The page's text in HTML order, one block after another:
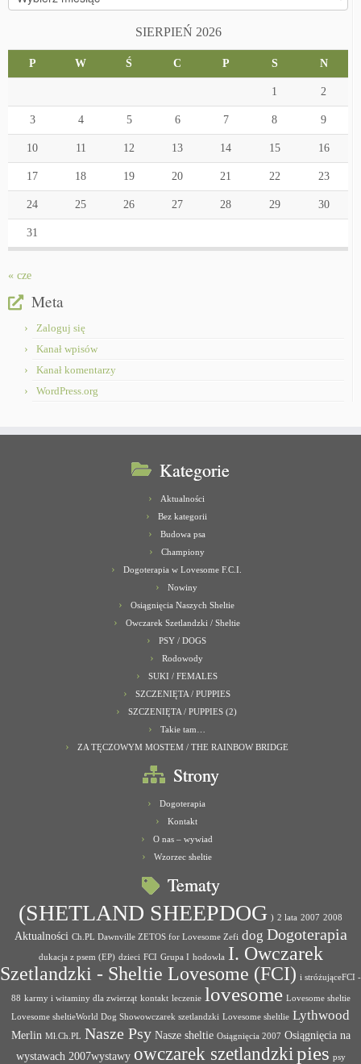
SIERPIEŃ 2026
P W Ś C P S N
1 2
3 4 5 6 7 8 9
10 11 12 13 14 15 16
17 18 19 20 21 22 23
24 25 26 27 28 29 30
31
« cze
Meta
Zaloguj się
Kanał wpisów
Kanał komentarzy
WordPress.org
Kategorie
Aktualności
Bez kategorii
Budowa psa
Championy
Dogoterapia w Lovesome F.C.I.
Nowiny
Osiągnięcia Naszych Sheltie
Owczarek Szetlandzki / Sheltie
PSY / DOGS
Rodowody
SUKI / FEMALES
SZCZENIĘTA / PUPPIES
SZCZENIĘTA / PUPPIES (2)
Takie tam…
ZA TĘCZOWYM MOSTEM / THE RAINBOW BRIDGE
Strony
Dogoterapia
Kontakt
O nas – wywiad
Wzorzec sheltie
Tematy
(SHETLAND SHEEPDOG ) 2 lata 2007 2008
Aktualności Ch.PL Dawnville ZETOS for Lovesome Zefi dog Dogoterapia
dukacja z psem (EP) dzieci FCI Grupa I hodowla I. Owczarek
Szetlandzki - Sheltie Lovesome (FCI) i stróżująceFCI -
88 karmy i witaminy dla zwierząt kontakt leczenie lovesome Lovesome sheltie
Lovesome sheltieWorld Dog Showowczarek szetlandzki Lovesome sheltlie Lythwood
Merlin Mł.Ch.PL Nasze Psy Nasze sheltie Osiągnięcia 2007 Osiągnięcia na
wystawach 2007wystawy owczarek szetlandzkipies psy